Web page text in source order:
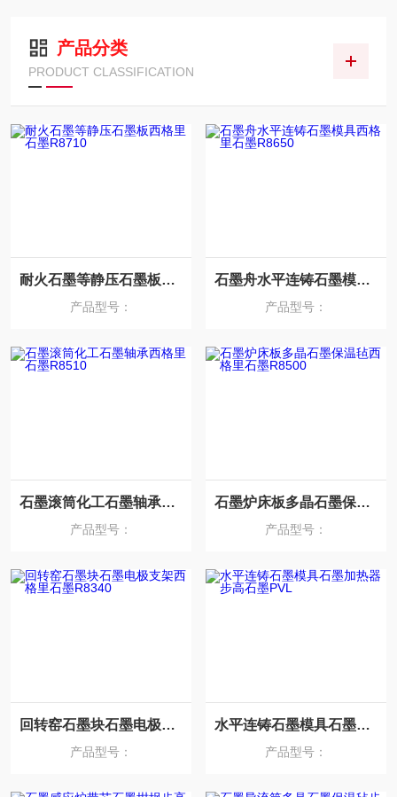
产品分类
PRODUCT CLASSIFICATION
耐火石墨等静压石墨板西格里石墨R8710
产品型号：
石墨舟水平连铸石墨模具西格里石墨R8650
产品型号：
石墨滚筒化工石墨轴承西格里石墨R8510
产品型号：
石墨炉床板多晶石墨保温毡西格里石墨R8500
产品型号：
回转窑石墨块石墨电极支架西格里石墨R8340
产品型号：
水平连铸石墨模具石墨加热器步高石墨PVL
产品型号：